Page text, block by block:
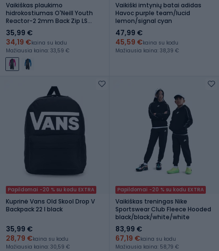
Vaikiškas plaukimo
hidrokostiumas O'Neill Youth
Reactor-2 2mm Back Zip LS
Spring black/berry
35,99 €
34,19 €kaina su kodu
Mažiausia kaina: 33,59 €
Vaikiški imtynių batai adidas
Havoc purple team/lucid
lemon/signal cyan
47,99 €
45,59 €kaina su kodu
Mažiausia kaina: 38,39 €
Papildomai -20 % su kodu EXTRA
Kuprinė Vans Old Skool Drop V
Backpack 22 l black
35,99 €
28,79 €kaina su kodu
Mažiausia kaina: 30,59 €
Papildomai -20 % su kodu EXTRA
Vaikiškas treningas Nike
Sportswear Club Fleece Hooded
black/black/white/white
83,99 €
67,19 €kaina su kodu
Mažiausia kaina: 58,79 €